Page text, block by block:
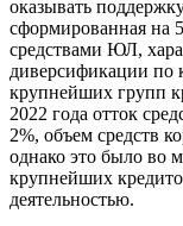
оказывать
сформированная на
средствами ЮЛ,
диверсификации по
крупнейших групп
2022 года отток
2%, объем средств
однако это было во
крупнейших
деятельностью.